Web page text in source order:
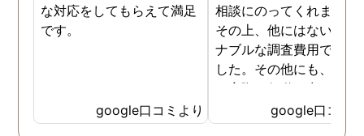
な対応をしてもらえて満足
です。
google口コミより
相談にのってくれました
その上、他にはないリー
ナブルな調査費用で済み
した。その他にも、相談
ら実際に行動に出て頂い
のが、スゴく早く問題を
決していただき、大変助
google口コミ